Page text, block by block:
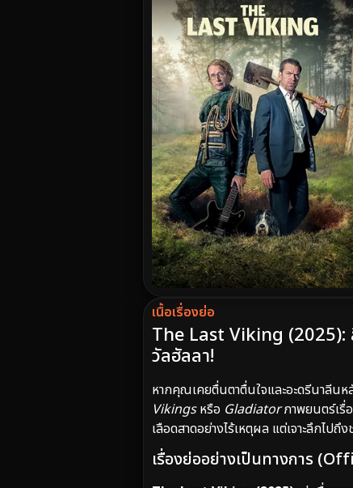
เนื้อเรื่องย่อ
The Last Viking (2025):
วัลฮัลลา!
หากคุณเคยตื่นตาตื่นใจและอะดรีนาลีน
Vikingsหรือ Gladiatorภาพยนตร์เรื่
เลือดสาดอย่างไร้เหตุผล แต่เจาะลึกไป
เรื่องย่ออย่างเป็นทางการ